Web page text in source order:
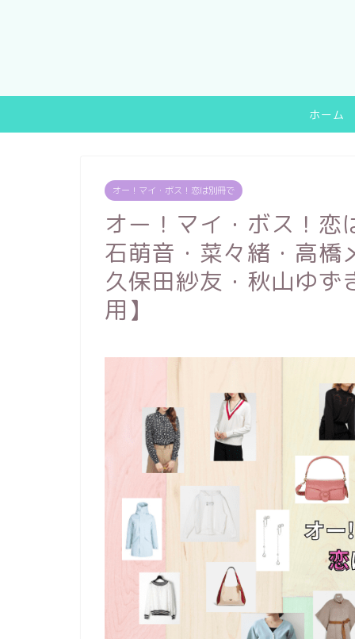
ホーム
オー！マイ・ボス！恋は別冊で
オー！マイ・ボス！
石萌音・菜々緒・高橋
久保田紗友・秋山ゆず
用】